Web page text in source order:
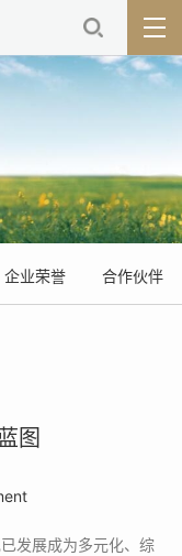
企业荣誉 合作伙伴
图
发展成为多元化、综